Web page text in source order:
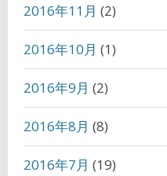
2016年11月 (2)
2016年10月 (1)
2016年9月 (2)
2016年8月 (8)
2016年7月 (19)